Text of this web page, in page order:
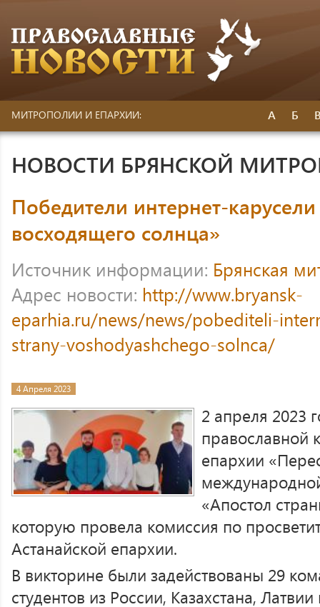
МИТРОПОЛИИ И ЕПАРХИИ: А Б
НОВОСТИ БРЯНСКОЙ
Победители интернет-
восходящего солнца»
Источник информации: Брянская
Адрес новости: http://www.bryansk-
eparhia.ru/news/news/pobediteli-
strany-voshodyashchego-solnca/
4 Апреля 2023
2 апреля 2023
православной
епархии
«Апостол
которую провела комиссия по
Астанайской епархии.
В викторине были задействованы 29
студентов из России, Казахстана,